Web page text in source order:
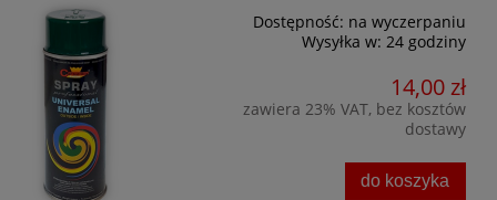
Dostępność: na wyczerpaniu
Wysyłka w: 24 godziny
14,00 zł
zawiera 23% VAT, bez kosztów
dostawy
do koszyka